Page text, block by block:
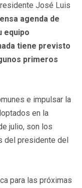
José Luis
agenda de
equipo
tiene previsto
primeros
e impulsar la
en la
julio, son los
del presidente del
para las próximas